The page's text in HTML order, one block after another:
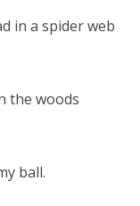
in a spider web
the woods
ball.